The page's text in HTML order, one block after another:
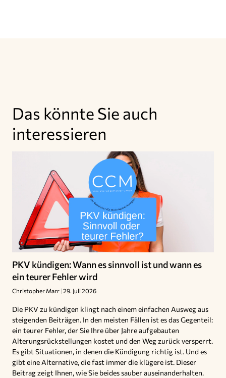
Das könnte Sie auch
interessieren
PKV kündigen: Wann es sinnvoll ist und wann es
ein teurer Fehler wird
Christopher Marr 29. Juli 2026
Die PKV zu kündigen klingt nach einem einfachen Ausweg aus
steigenden Beiträgen. In den meisten Fällen ist es das Gegenteil:
ein teurer Fehler, der Sie Ihre über Jahre aufgebauten
Alterungsrückstellungen kostet und den Weg zurück versperrt.
Es gibt Situationen, in denen die Kündigung richtig ist. Und es
gibt eine Alternative, die fast immer die klügere ist. Dieser
Beitrag zeigt Ihnen, wie Sie beides sauber auseinanderhalten.